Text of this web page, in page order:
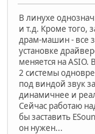
В линухе
и т.д. Кроме того,
драм-машин - все
установке
меняется на
2 системы
под виндой звук
динамичнее и
Сейчас работаю
бы заставить
он нужен...